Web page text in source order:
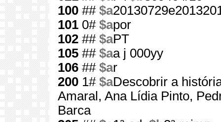
100 ## $a
101 0# $apor
102 ## $aPT
105 ## $aa j 000yy
106 ## $ar
200 1# $aDescobrir a
Amaral, Ana Lídia Pinto,
Barca